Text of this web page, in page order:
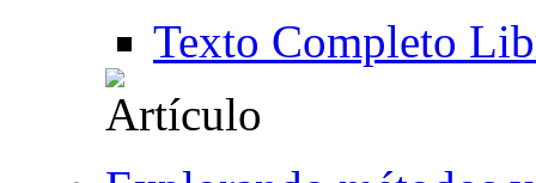
Texto Completo